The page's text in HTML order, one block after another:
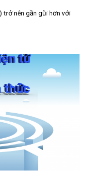
trở nên gần gũi hơn với